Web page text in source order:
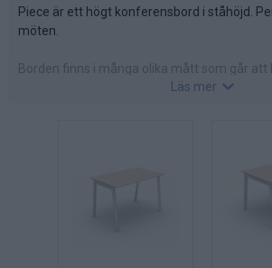
Piece är ett högt konferensbord i ståhöjd.
möten.
Borden finns i många olika mått som går att
Du kan välja mellan höjd 90 cm eller 106 cm
Läs mer